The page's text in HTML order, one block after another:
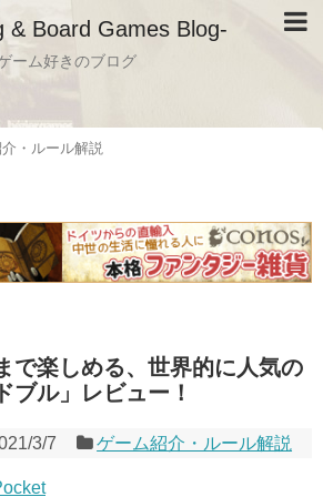
& Board Games Blog-
ーム好きのブログ
・ルール解説
で楽しめる、世界的に人気の
ブル」レビュー！
3/7 ゲーム紹介・ルール解説